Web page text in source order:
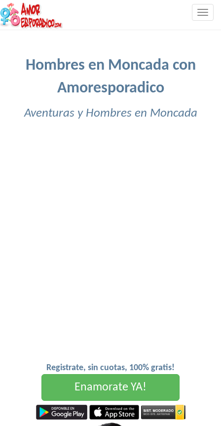
Hombres en Moncada con
Amoresporadico
Aventuras y Hombres en Moncada
Registrate, sin cuotas, 100% gratis!
Enamorate YA!